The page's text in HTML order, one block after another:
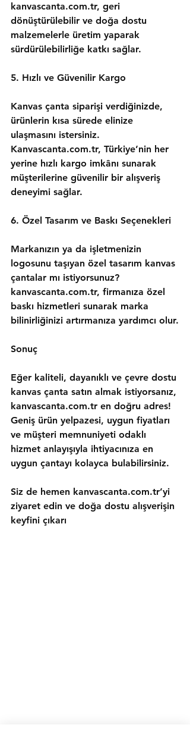
kanvascanta.com.tr, geri
dönüştürülebilir ve doğa dostu
malzemelerle üretim yaparak
sürdürülebilirliğe katkı sağlar.
5. Hızlı ve Güvenilir Kargo
Kanvas çanta siparişi verdiğinizde,
ürünlerin kısa sürede elinize
ulaşmasını istersiniz.
Kanvascanta.com.tr, Türkiye’nin her
yerine hızlı kargo imkânı sunarak
müşterilerine güvenilir bir alışveriş
deneyimi sağlar.
6. Özel Tasarım ve Baskı Seçenekleri
Markanızın ya da işletmenizin
logosunu taşıyan özel tasarım kanvas
çantalar mı istiyorsunuz?
kanvascanta.com.tr, firmanıza özel
baskı hizmetleri sunarak marka
bilinirliğinizi artırmanıza yardımcı olur.
Sonuç
Eğer kaliteli, dayanıklı ve çevre dostu
kanvas çanta satın almak istiyorsanız,
kanvascanta.com.tr en doğru adres!
Geniş ürün yelpazesi, uygun fiyatları
ve müşteri memnuniyeti odaklı
hizmet anlayışıyla ihtiyacınıza en
uygun çantayı kolayca bulabilirsiniz.
Siz de hemen kanvascanta.com.tr’yi
ziyaret edin ve doğa dostu alışverişin
keyfini çıkarı